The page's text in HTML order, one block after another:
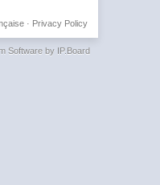
Privacy Policy
·
Software by IP.Board